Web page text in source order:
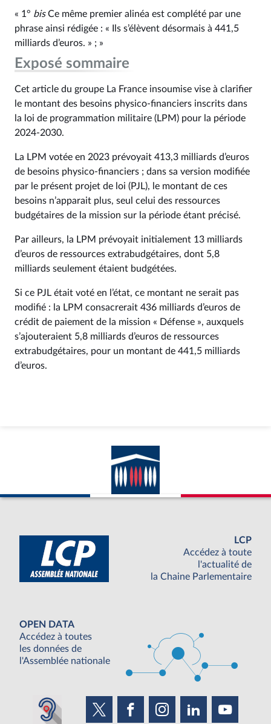
« 1° bisCe même premier alinéa est complété par une
phrase ainsi rédigée : « Ils s’élèvent désormais à 441,5
milliards d’euros. » ; »
Exposé sommaire
Cet article du groupe La France insoumise vise à clarifier
le montant des besoins physico-financiers inscrits dans
la loi de programmation militaire (LPM) pour la période
2024‑2030.
La LPM votée en 2023 prévoyait 413,3 milliards d’euros
de besoins physico-financiers ; dans sa version modifiée
par le présent projet de loi (PJL), le montant de ces
besoins n’apparait plus, seul celui des ressources
budgétaires de la mission sur la période étant précisé.
Par ailleurs, la LPM prévoyait initialement 13 milliards
d’euros de ressources extrabudgétaires, dont 5,8
milliards seulement étaient budgétées.
Si ce PJL était voté en l’état, ce montant ne serait pas
modifié : la LPM consacrerait 436 milliards d’euros de
crédit de paiement de la mission « Défense », auxquels
s’ajouteraient 5,8 milliards d’euros de ressources
extrabudgétaires, pour un montant de 441,5 milliards
d’euros.
LCP
Accédez à toute
l'actualité de
la Chaine Parlementaire
OPEN DATA
Accédez à toutes
les données de
l'Assemblée nationale